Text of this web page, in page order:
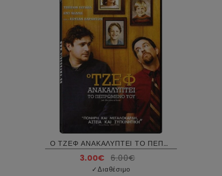
Ο ΤΖΕΦ ΑΝΑΚΑΛΥΠΤΕΙ ΤΟ ΠΕΠΡΩΜΕΝΟ ΤΟΥ - JEFF WHO LIVES AT HOME DVD USED
3.00€ 6.00€
✓Διαθέσιμο